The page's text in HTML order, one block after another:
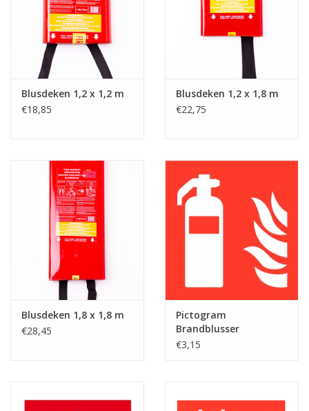
Blusdeken 1,2 x 1,2 m
€18,85
Blusdeken 1,2 x 1,8 m
€22,75
Blusdeken 1,8 x 1,8 m
€28,45
Pictogram
Brandblusser
€3,15